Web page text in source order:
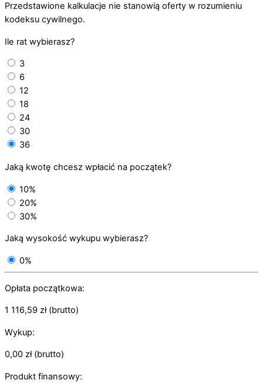
Przedstawione kalkulacje nie stanowią oferty w rozumieniu
kodeksu cywilnego.
Ile rat wybierasz?
3
6
12
18
24
30
36
Jaką kwotę chcesz wpłacić na początek?
10%
20%
30%
Jaką wysokość wykupu wybierasz?
0%
Opłata początkowa:
1 116,59 zł(brutto)
Wykup:
0,00 zł(brutto)
Produkt finansowy: